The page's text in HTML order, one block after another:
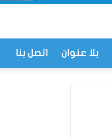
بلا عنوان اتصل بنا